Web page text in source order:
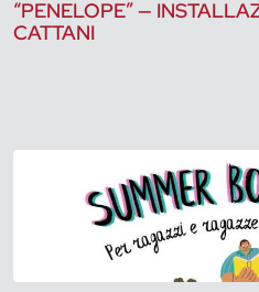
“PENELOPE” —
CATTANI